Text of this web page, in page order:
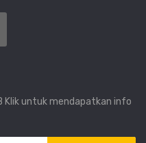
Klik untuk mendapatkan info